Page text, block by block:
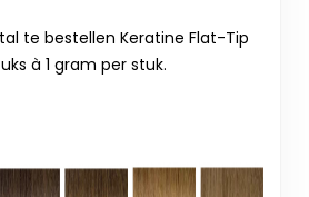
te bestellen Keratine Flat-Tip
à 1 gram per stuk.